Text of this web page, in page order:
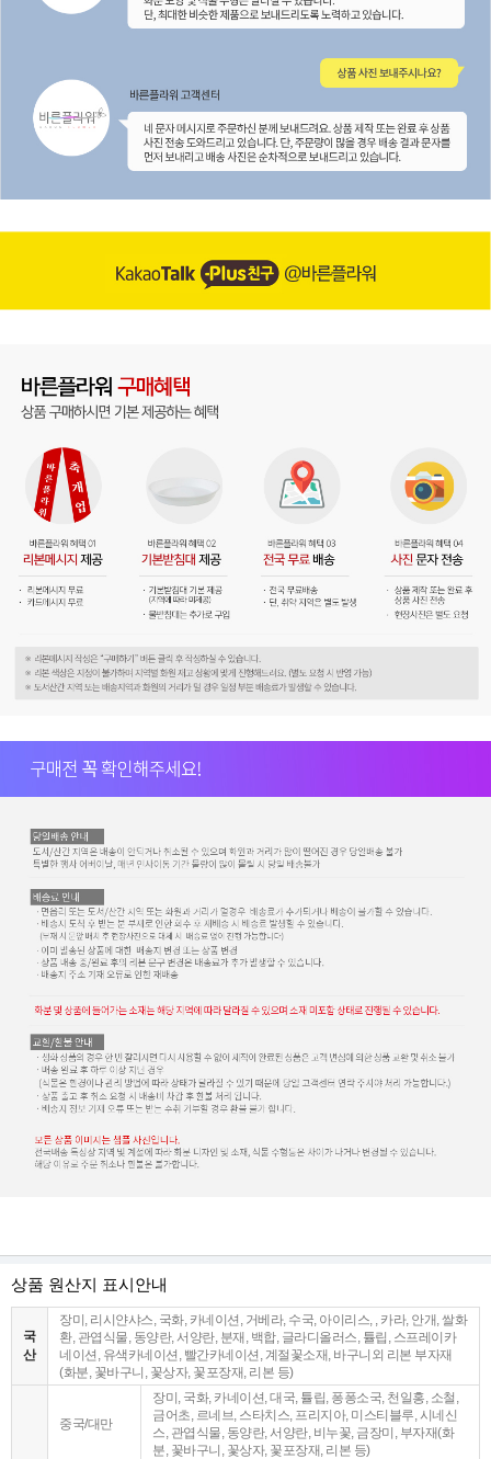
상품 원산지 표시안내
국
산
장미, 리시얀샤스, 국화, 카네이션, 거베라, 수국, 아이리스, , 카라, 안개, 쌀화
환, 관엽식물, 동양란, 서양란, 분재, 백합, 글라디올러스, 튤립, 스프레이카
네이션, 유색카네이션, 빨간카네이션, 계절꽃소재, 바구니외 리본 부자재
(화분, 꽃바구니, 꽃상자, 꽃포장재, 리본 등)
중국/대만
장미, 국화, 카네이션, 대국, 튤립, 퐁퐁소국, 천일홍, 소철,
금어초, 르네브, 스타치스, 프리지아, 미스티블루, 시네신
스, 관엽식물, 동양란, 서양란, 비누꽃, 금장미, 부자재(화
분, 꽃바구니, 꽃상자, 꽃포장재, 리본 등)